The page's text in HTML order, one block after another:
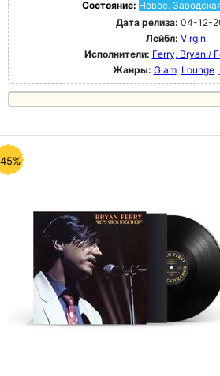
Состояние: Новое.
Дата релиза: 04-12-
Лейбл: Virgin
Исполнители: Ferry, Bryan /
Жанры: Glam Lounge